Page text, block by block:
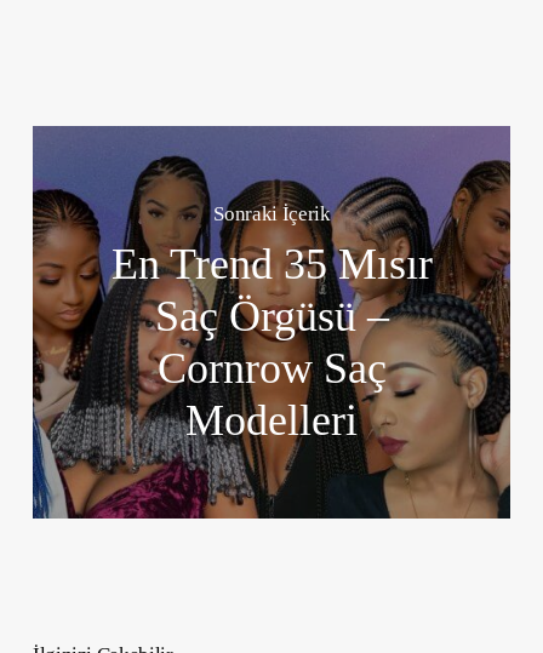
Sonraki İçerik
En Trend 35 Mısır
Saç Örgüsü –
Cornrow Saç
Modelleri